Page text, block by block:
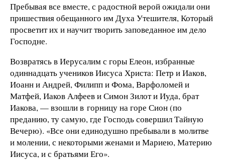
Пребывая все вместе, с радостной верой ожидали они
пришествия обещанного им Духа Утешителя, Который
просветит их и научит творить заповеданное им дело
Господне.
Возвратясь в Иерусалим с горы Елеон, избранные
одиннадцать учеников Иисуса Христа: Петр и Иаков,
Иоанн и Андрей, Филипп и Фома, Варфоломей и
Матфей, Иаков Алфеев и Симон Зилот и Иуда, брат
Иакова, — взошли в горницу на горе Сион (по
преданию, ту самую, где Господь совершил Тайную
Вечерю). «Все они единодушно пребывали в молитве
и молении, с некоторыми женами и Мариею, Материю
Иисуса, и с братьями Его».